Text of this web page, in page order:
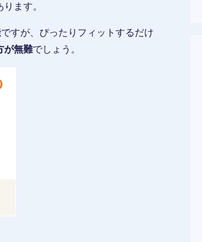
ます。
すが、ぴったりフィットするだけ
が無難でしょう。